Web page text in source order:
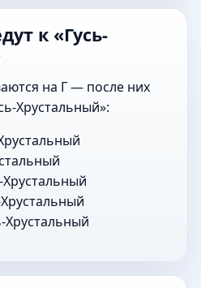
к «Гусь-
на Г — после них
Хрустальный»:
Хрустальный
Хрустальный